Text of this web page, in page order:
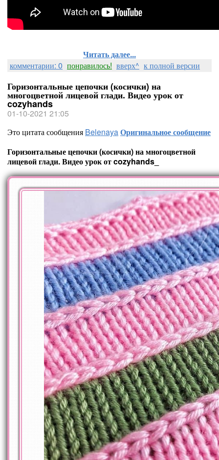
Читать далее...
комментарии: 0 понравилось! вверх^ к полной версии
Горизонтальные цепочки (косички) на
многоцветной лицевой глади. Видео урок от
cozyhands
01-10-2021 21:05
Это цитата сообщения BelenayaОригинальное сообщение
Горизонтальные цепочки (косички) на многоцветной
лицевой глади. Видео урок от cozyhands_